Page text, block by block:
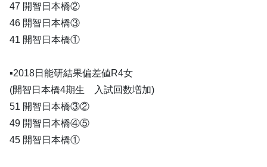
47 開智日本橋②
46 開智日本橋③
41 開智日本橋①
▪️2018日能研結果偏差値R4女
(開智日本橋4期生 入試回数増加)
51 開智日本橋③②
49 開智日本橋④⑤
45 開智日本橋①